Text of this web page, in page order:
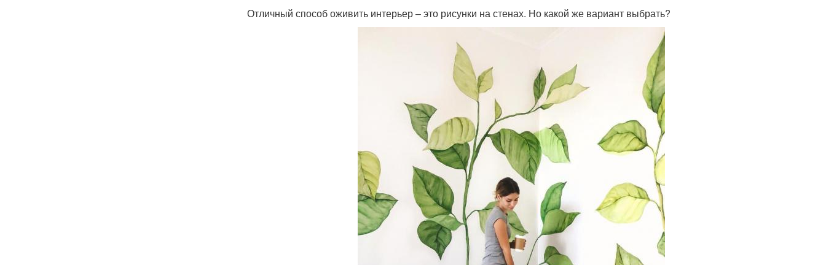
Отличный способ оживить интерьер – это рисунки на стенах. Но какой же вариант выбрать?